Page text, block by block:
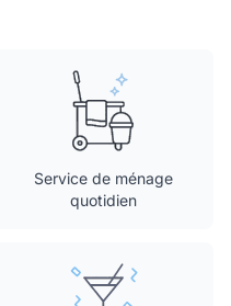
Service de ménage
quotidien